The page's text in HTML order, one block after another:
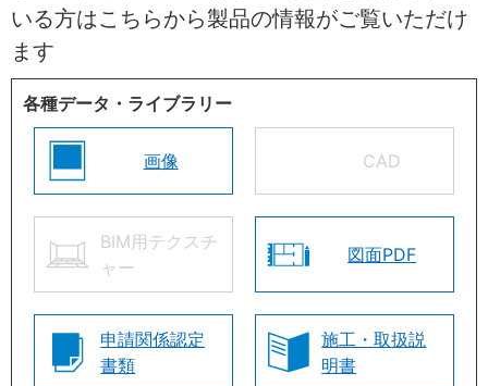
いる方はこちらから製品の情報がご覧いただけ
ます
各種データ・ライブラリー
画像 CAD
BIM用テクスチ
ャー
図面PDF
申請関係認定
書類
施工・取扱説
明書